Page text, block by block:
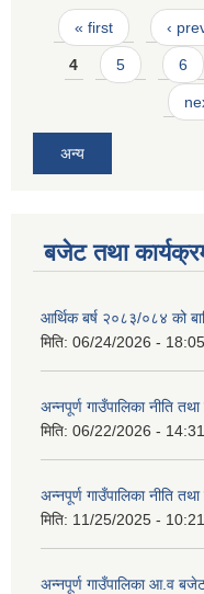
Pages
« first ‹
4 5 6
अन्य
बजेट तथा
आर्थिक बर्ष २०८३/०८४ को
मिति: 06/24/2026 - 18:05
अन्नपूर्ण गाउँपालिका नीति
मिति: 06/22/2026 - 14:31
अन्नपूर्ण गाउँपालिका नीति
मिति: 11/25/2025 - 10:21
अन्नपूर्ण गाउँपालिका आ.व